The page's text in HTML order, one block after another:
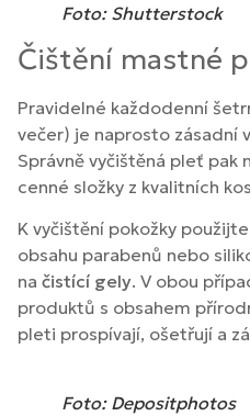
Foto: Shutterstock
Čištění mastné
Pravidelné každodenní
večer) je naprosto zásadní
Správně vyčištěná pleť pak
cenné složky z kvalitních
K vyčištění pokožky
obsahu parabenů nebo
na čistící gely. V obou
produktů s obsahem
pleti prospívají, ošetřují a
Foto: Depositphotos